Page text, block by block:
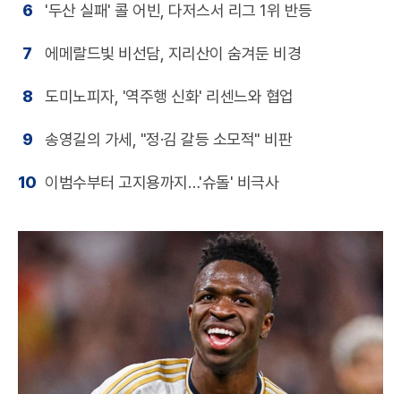
6 '두산 실패' 콜 어빈, 다저스서 리그 1위 반등
7 에메랄드빛 비선담, 지리산이 숨겨둔 비경
8 도미노피자, '역주행 신화' 리센느와 협업
9 송영길의 가세, "정·김 갈등 소모적" 비판
10 이범수부터 고지용까지…'슈돌' 비극사